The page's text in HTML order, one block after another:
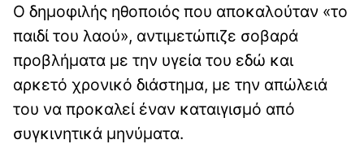
Ο δημοφιλής ηθοποιός που αποκαλούταν «το
παιδί του λαού», αντιμετώπιζε σοβαρά
προβλήματα με την υγεία του εδώ και
αρκετό χρονικό διάστημα, με την απώλειά
του να προκαλεί έναν καταιγισμό από
συγκινητικά μηνύματα.